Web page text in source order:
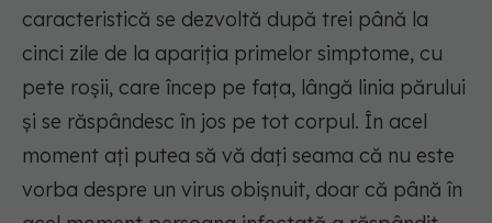
caracteristică se dezvoltă după trei până la
cinci zile de la apariția primelor simptome, cu
pete roșii, care încep pe fața, lângă linia părului
și se răspândesc în jos pe tot corpul. În acel
moment ați putea să vă dați seama că nu este
vorba despre un virus obișnuit, doar că până în